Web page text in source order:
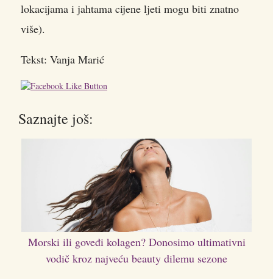
lokacijama i jahtama cijene ljeti mogu biti znatno
više).
Tekst: Vanja Marić
Saznajte još:
Morski ili goveđi kolagen? Donosimo ultimativni
vodič kroz najveću beauty dilemu sezone